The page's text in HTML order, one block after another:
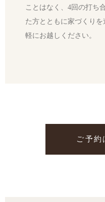
ことはなく、4回の打ち
た方とともに家づくり
軽にお越しください。
ご予